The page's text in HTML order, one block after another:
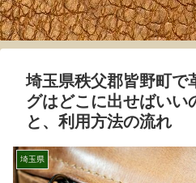
埼玉県秩父郡皆野町で
グはどこに出せばいい
と、利用方法の流れ
埼玉県